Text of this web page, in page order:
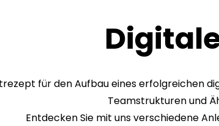
für den Aufbau eines erfolgreichen
Teamstrukturen und
Entdecken Sie mit uns verschiedene